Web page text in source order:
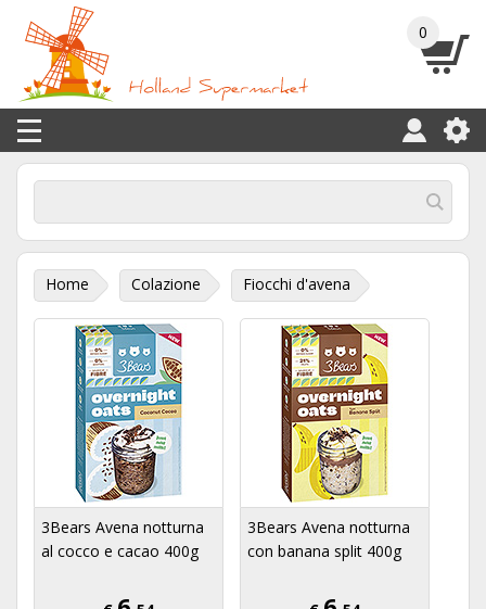
0
Home Colazione Fiocchi d'avena
3Bears Avena notturna
al cocco e cacao 400g
3Bears Avena notturna
con banana split 400g